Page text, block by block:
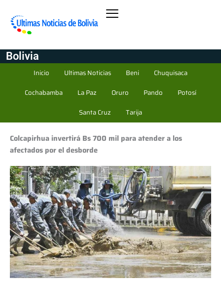
Bolivia
Inicio Ultimas Noticias Beni
Chuquisaca
Cochabamba
La Paz Oruro Pando
Potosí
Santa Cruz
Tarija
Colcapirhua invertirá Bs 700 mil para atender a los
afectados por el desborde